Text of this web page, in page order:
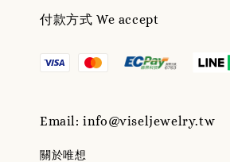
付款方式 We accept
Email: info@viseljewelry.tw
關於唯想